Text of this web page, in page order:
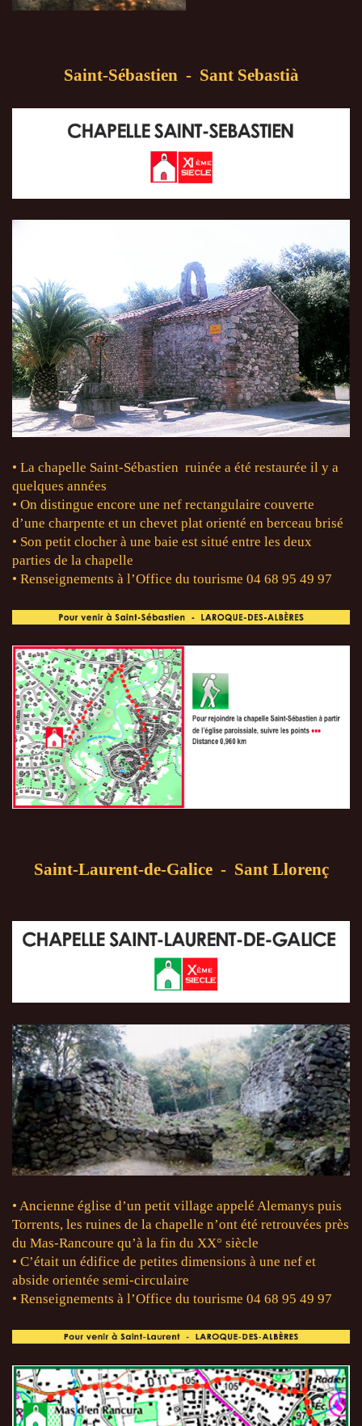
Saint-Sébastien - Sant Sebastià
• La chapelle Saint-Sébastien ruinée a été restaurée il y a
quelques années
• On distingue encore une nef rectangulaire couverte
d’une charpente et un chevet plat orienté en berceau brisé
• Son petit clocher à une baie est situé entre les deux
parties de la chapelle
• Renseignements à l’Office du tourisme 04 68 95 49 97
Saint-Laurent-de-Galice - Sant Llorenç
• Ancienne église d’un petit village appelé Alemanys puis
Torrents, les ruines de la chapelle n’ont été retrouvées près
du Mas-Rancoure qu’à la fin du XX° siècle
• C’était un édifice de petites dimensions à une nef et
abside orientée semi-circulaire
• Renseignements à l’Office du tourisme 04 68 95 49 97